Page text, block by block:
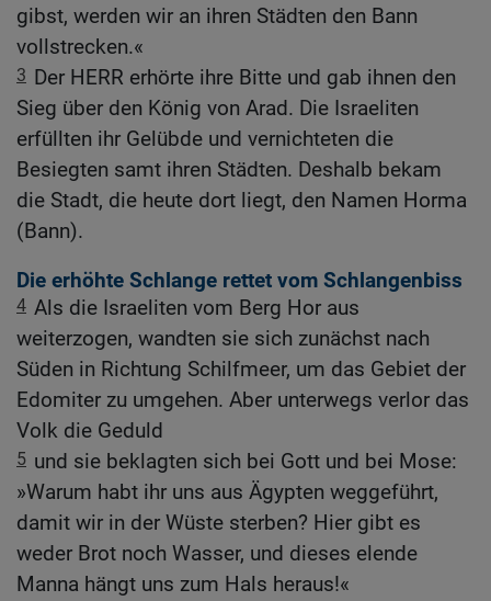
gibst, werden wir an ihren Städten den Bann
vollstrecken.«
3 Der HERR erhörte ihre Bitte und gab ihnen den
Sieg über den König von Arad. Die Israeliten
erfüllten ihr Gelübde und vernichteten die
Besiegten samt ihren Städten. Deshalb bekam
die Stadt, die heute dort liegt, den Namen Horma
(Bann).
Die erhöhte Schlange rettet vom Schlangenbiss
4 Als die Israeliten vom Berg Hor aus
weiterzogen, wandten sie sich zunächst nach
Süden in Richtung Schilfmeer, um das Gebiet der
Edomiter zu umgehen. Aber unterwegs verlor das
Volk die Geduld
5 und sie beklagten sich bei Gott und bei Mose:
»Warum habt ihr uns aus Ägypten weggeführt,
damit wir in der Wüste sterben? Hier gibt es
weder Brot noch Wasser, und dieses elende
Manna hängt uns zum Hals heraus!«